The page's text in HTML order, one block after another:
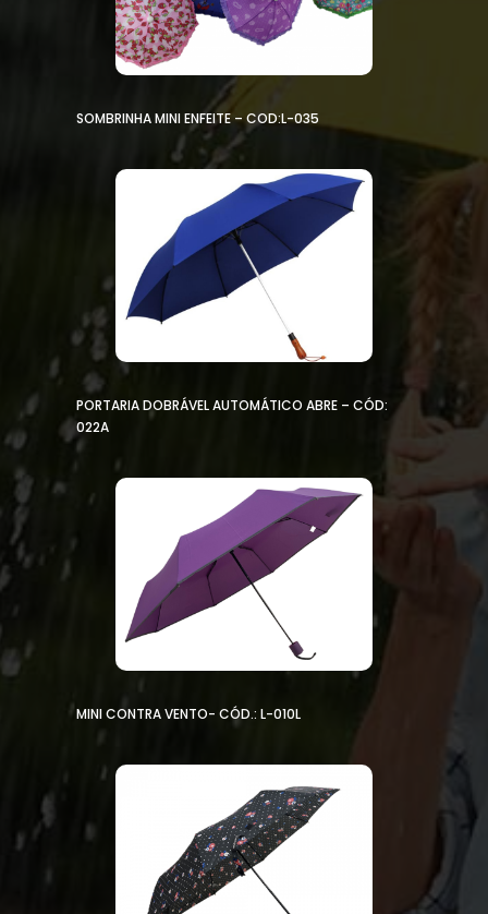
SOMBRINHA MINI ENFEITE – COD:L-035
PORTARIA DOBRÁVEL AUTOMÁTICO ABRE – CÓD:
022A
MINI CONTRA VENTO- CÓD.: L-010L